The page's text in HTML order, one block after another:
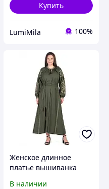
Купить
LumiMila 100%
Женское длинное
платье вышиванка
В наличии